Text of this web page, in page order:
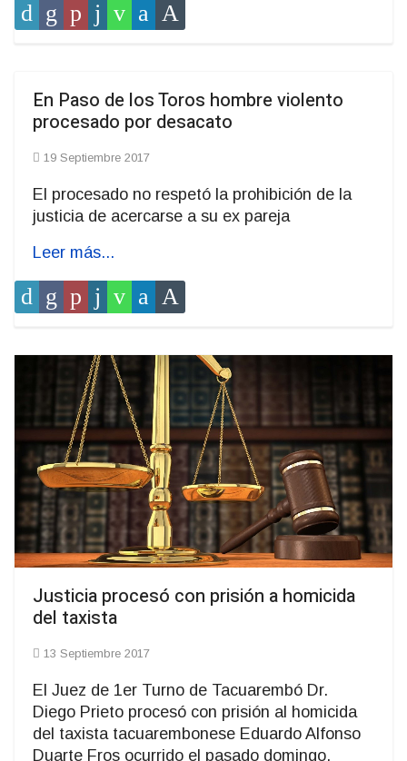
En Paso de los Toros hombre violento
procesado por desacato
19 Septiembre 2017
El procesado no respetó la prohibición de la
justicia de acercarse a su ex pareja
Leer más...
Justicia procesó con prisión a homicida
del taxista
13 Septiembre 2017
El Juez de 1er Turno de Tacuarembó Dr.
Diego Prieto procesó con prisión al homicida
del taxista tacuarembonese Eduardo Alfonso
Duarte Fros ocurrido el pasado domingo.